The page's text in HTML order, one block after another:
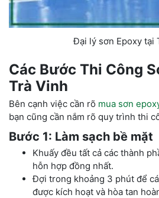
Đại lý sơn Epoxy tại
Các Bước Thi Công
Trà Vinh
Bên cạnh việc cần rõ mua sơn
bạn cũng cần nắm rõ quy trình thi
Bước 1: Làm sạch bề mặt
Khuấy đều tất cả các thành
hỗn hợp đồng nhất.
Đợi trong khoảng 3 phút để
được kích hoạt và hòa tan